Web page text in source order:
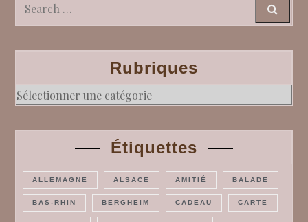
Rubriques
Rubriques
Étiquettes
ALLEMAGNE ALSACE AMITIÉ BALADE
BAS-RHIN BERGHEIM CADEAU CARTE